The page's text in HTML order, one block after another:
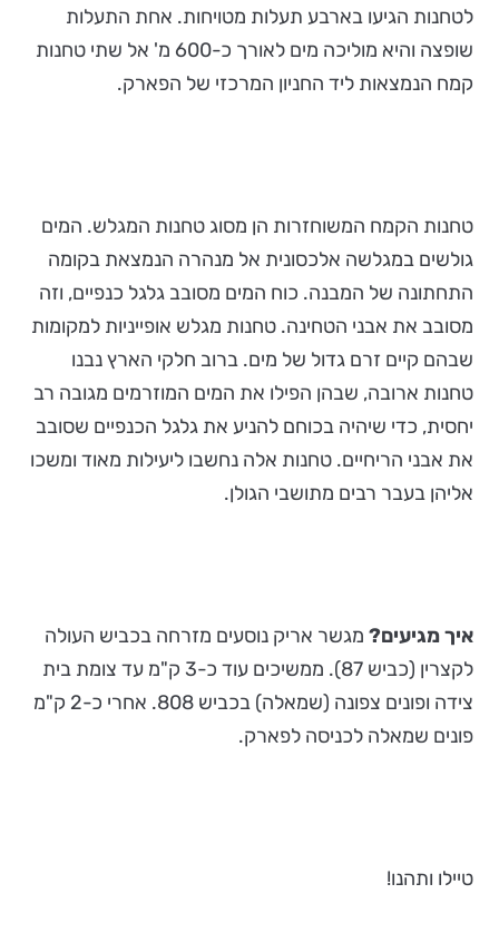
לטחנות הגיעו בארבע תעלות מטויחות. אחת התעלות
שופצה והיא מוליכה מים לאורך כ-600 מ' אל שתי טחנות
קמח הנמצאות ליד החניון המרכזי של הפארק.
טחנות הקמח המשוחזרות הן מסוג טחנות המגלש. המים
גולשים במגלשה אלכסונית אל מנהרה הנמצאת בקומה
התחתונה של המבנה. כוח המים מסובב גלגל כנפיים, וזה
מסובב את אבני הטחינה. טחנות מגלש אופייניות למקומות
שבהם קיים זרם גדול של מים. ברוב חלקי הארץ נבנו
טחנות ארובה, שבהן הפילו את המים המוזרמים מגובה רב
יחסית, כדי שיהיה בכוחם להניע את גלגל הכנפיים שסובב
את אבני הריחיים. טחנות אלה נחשבו ליעילות מאוד ומשכו
אליהן בעבר רבים מתושבי הגולן.
איך מגיעים? מגשר אריק נוסעים מזרחה בכביש העולה
לקצרין (כביש 87). ממשיכים עוד כ-3 ק"מ עד צומת בית
צידה ופונים צפונה (שמאלה) בכביש 808. אחרי כ-2 ק"מ
פונים שמאלה לכניסה לפארק.
טיילו ותהנו!